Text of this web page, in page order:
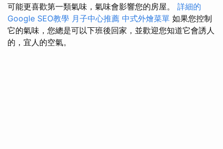
可能更喜歡第一類氣味，氣味會影響您的房屋。 詳細的
Google SEO教學 月子中心推薦 中式外燴菜單 如果您控制
它的氣味，您總是可以下班後回家，並歡迎您知道它會誘人
的，宜人的空氣。